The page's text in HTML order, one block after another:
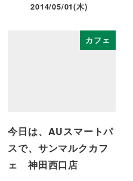
2014/05/01(木)
カフェ
今日は、AUスマートパ
スで、サンマルクカフ
ェ 神田西口店